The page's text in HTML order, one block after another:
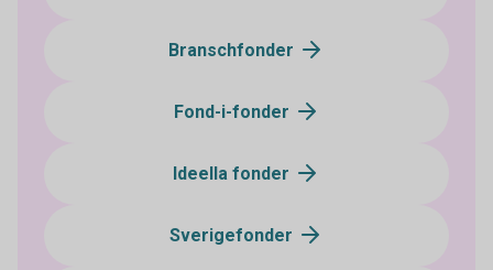
Branschfonder
Fond-i-fonder
Ideella fonder
Sverigefonder